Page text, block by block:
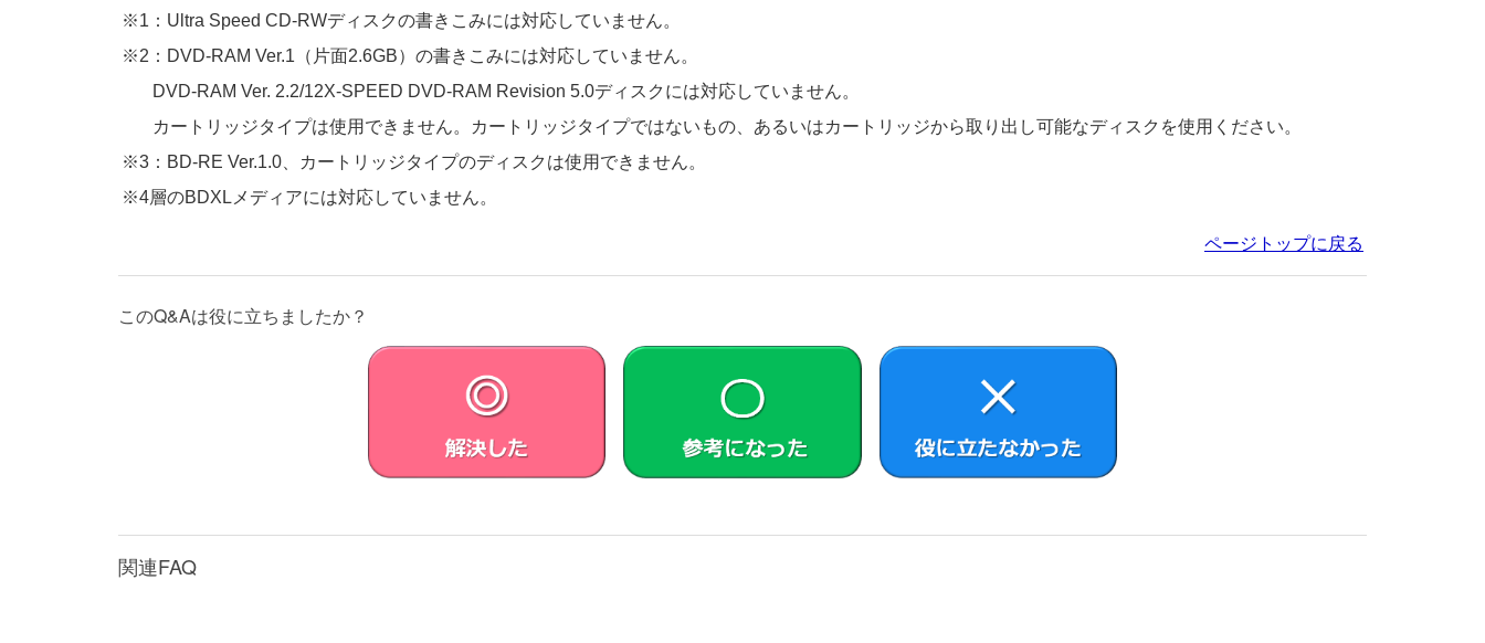
※1：Ultra Speed CD-RWディスクの書きこみには対応していません。
※2：DVD-RAM Ver.1（片面2.6GB）の書きこみには対応していません。
DVD-RAM Ver. 2.2/12X-SPEED DVD-RAM Revision 5.0ディスクには対応していません。
カートリッジタイプは使用できません。カートリッジタイプではないもの、あるいはカートリッジから取り出し可能なディスクを使用ください。
※3：BD-RE Ver.1.0、カートリッジタイプのディスクは使用できません。
※4層のBDXLメディアには対応していません。
ページトップに戻る
このQ&Aは役に立ちましたか？
関連FAQ